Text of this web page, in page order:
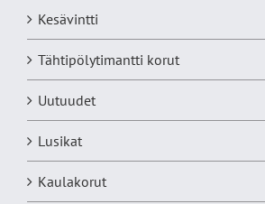
Kesävintti
Tähtipölytimantti korut
Uutuudet
Lusikat
Kaulakorut